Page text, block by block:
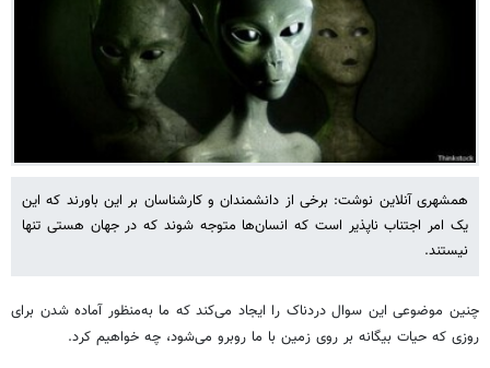
همشهری آنلاین نوشت: برخی از دانشمندان و کارشناسان بر این باورند که این
یک امر اجتناب ناپذیر است که انسان‌ها متوجه شوند که در جهان هستی تنها
نیستند.
چنین موضوعی این سوال دردناک را ایجاد می‌کند که ما به‌منظور آماده شدن برای
روزی که حیات بیگانه بر روی زمین با ما روبرو می‌شود، چه خواهیم کرد.